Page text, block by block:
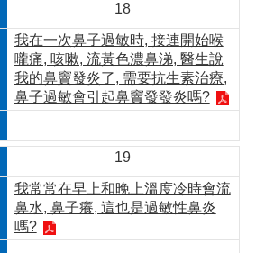
18
我在一次鼻子過敏時, 接連開始喉
嚨痛, 咳嗽, 流黃色濃鼻涕, 醫生說
我的鼻竇發炎了, 需要抗生素治療,
鼻子過敏會引起鼻竇發發炎嗎?
19
我常常在早上和晚上溫度冷時會流
鼻水, 鼻子癢, 這也是過敏性鼻炎
嗎?